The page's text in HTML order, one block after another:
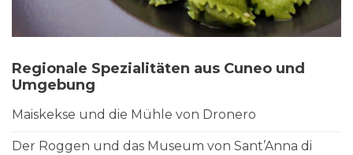
Regionale Spezialitäten aus Cuneo und
Umgebung
Maiskekse und die Mühle von Dronero
Der Roggen und das Museum von Sant’Anna di